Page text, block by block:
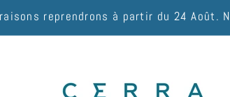
reprendrons à partir du 24 Août.